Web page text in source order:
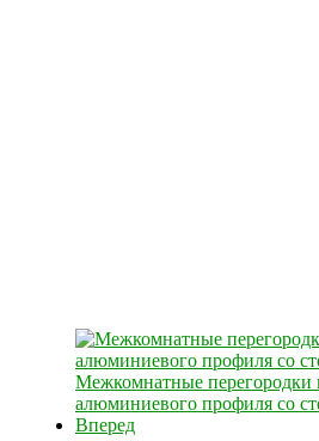
Межкомнатные перегородки
алюминиевого профиля со
Вперед